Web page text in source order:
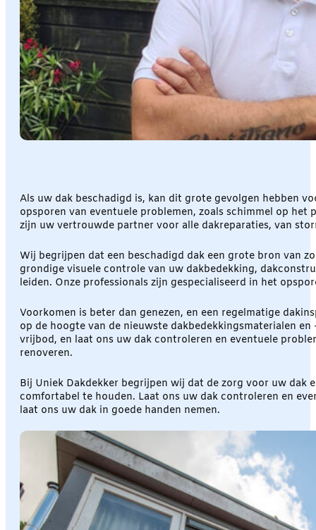
Als uw dak beschadigd is, kan dit grote gevolgen hebben
opsporen van eventuele problemen, zoals schimmel op
zijn uw vertrouwde partner voor alle dakreparaties, van
Wij begrijpen dat een beschadigd dak een grote bron van
grondige visuele controle van uw dakbedekking,
leiden. Onze professionals zijn gespecialiseerd in het
Voorkomen is beter dan genezen, en een regelmatige
op de hoogte van de nieuwste dakbedekkingsmaterialen
vrijbod, en laat ons uw dak controleren en eventuele
renoveren.
Bij Uniek Dakdekker begrijpen wij dat de zorg voor uw
comfortabel te houden. Laat ons uw dak controleren en
laat ons uw dak in goede handen nemen.